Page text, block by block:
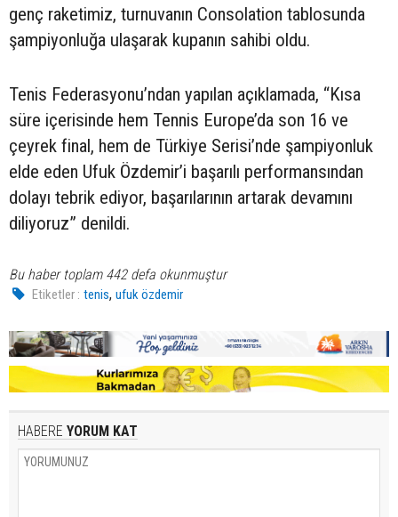
genç raketimiz, turnuvanın Consolation tablosunda
şampiyonluğa ulaşarak kupanın sahibi oldu.
Tenis Federasyonu’ndan yapılan açıklamada, “Kısa
süre içerisinde hem Tennis Europe’da son 16 ve
çeyrek final, hem de Türkiye Serisi’nde şampiyonluk
elde eden Ufuk Özdemir’i başarılı performansından
dolayı tebrik ediyor, başarılarının artarak devamını
diliyoruz” denildi.
Bu haber toplam 442 defa okunmuştur
Etiketler : tenis,ufuk özdemir
HABERE YORUM KAT